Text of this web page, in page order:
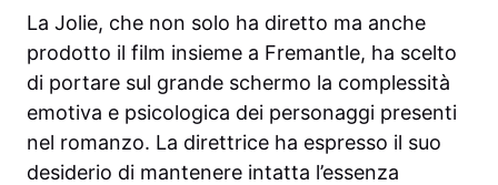
La Jolie, che non solo ha diretto ma anche
prodotto il film insieme a Fremantle, ha scelto
di portare sul grande schermo la complessità
emotiva e psicologica dei personaggi presenti
nel romanzo. La direttrice ha espresso il suo
desiderio di mantenere intatta l’essenza